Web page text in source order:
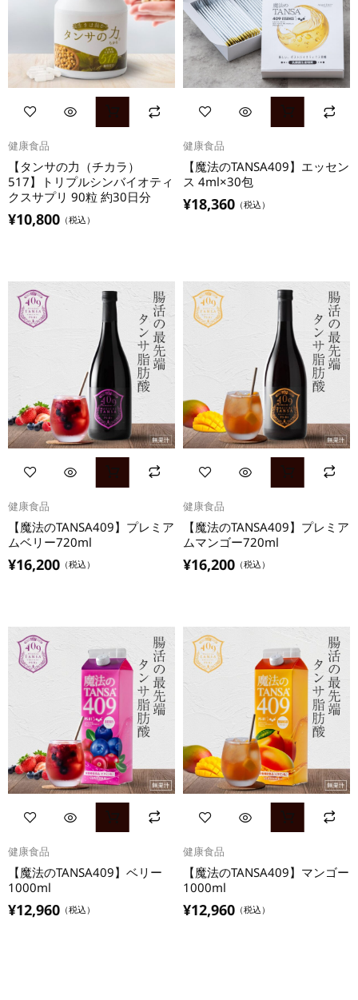
健康食品
【タンサの力（チカラ）
517】トリプルシンバイオティ
クスサプリ 90粒 約30日分
¥10,800 （税込）
健康食品
【魔法のTANSA409】エッセン
ス 4ml×30包
¥18,360 （税込）
健康食品
【魔法のTANSA409】プレミア
ムベリー720ml
¥16,200 （税込）
健康食品
【魔法のTANSA409】プレミア
ムマンゴー720ml
¥16,200 （税込）
健康食品
【魔法のTANSA409】ベリー
1000ml
¥12,960 （税込）
健康食品
【魔法のTANSA409】マンゴー
1000ml
¥12,960 （税込）